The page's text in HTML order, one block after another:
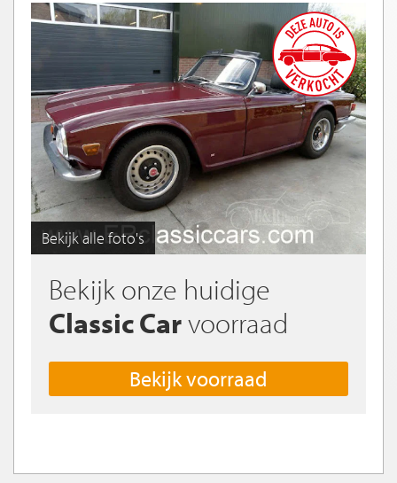
Bekijk alle foto's
Bekijk onze huidige
Classic Carvoorraad
Bekijk voorraad